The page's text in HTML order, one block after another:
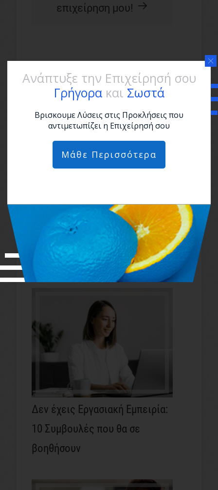
επιχείρηση μου!
Αυτές πρέπει να είναι οι
σημαντικότερες
Προτεραιότητες στη ζωή σου
Δεν έχεις Εργασιακή Εμπειρία:
10 Συμβουλές που θα σε
βοηθήσουν
Ανάπτυξε την Επιχείρησή σου
Γρήγορα και Σωστά
Βρισκουμε Λύσεις στις Προκλήσεις που
αντιμετωπίζει η Επιχείρησή σου
Μάθε Περισσότερα